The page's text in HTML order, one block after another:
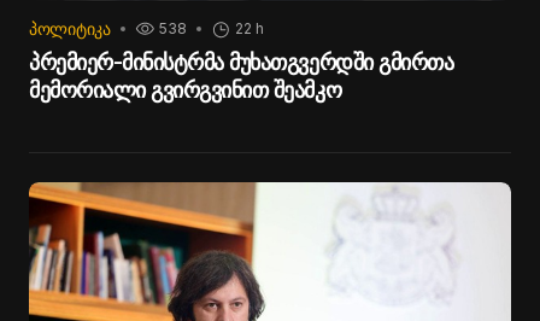
ᲞᲝᲚᲘᲢᲘᲙᲐ 538 22 h
პრემიერ-მინისტრმა მუხათგვერდში გმირთა
მემორიალი გვირგვინით შეამკო